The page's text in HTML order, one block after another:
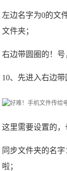
左边名字为0的文
文件夹；
右边带圆圈的！号
10、先进入右边
这里需要设置的，
同步文件夹的名
啦；